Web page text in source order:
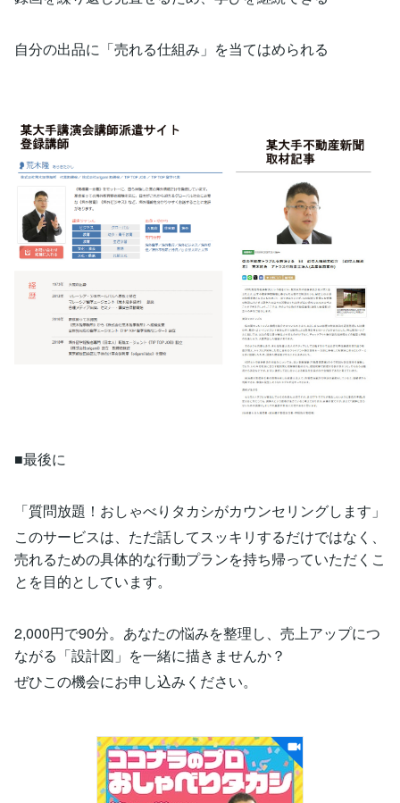
自分の出品に「売れる仕組み」を当てはめられる
■最後に
「質問放題！おしゃべりタカシがカウンセリングします」
このサービスは、ただ話してスッキリするだけではなく、
売れるための具体的な行動プランを持ち帰っていただくこ
とを目的としています。
2,000円で90分。あなたの悩みを整理し、売上アップにつ
ながる「設計図」を一緒に描きませんか？
ぜひこの機会にお申し込みください。